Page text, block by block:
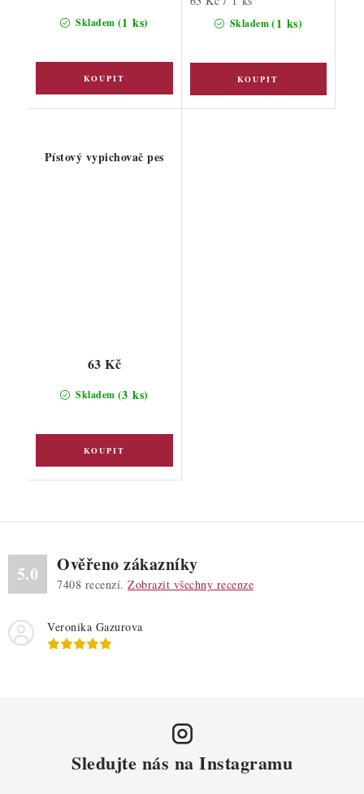
Skladem (1 ks) Skladem(1 ks)
Pístový vypichovač pes
Skladem (3 ks)
63 Kč
5.0 Ověřeno zákazníky
7408 recenzí. Zobrazit všechny recenze
Veronika Gazurova
Sledujte nás na Instagramu